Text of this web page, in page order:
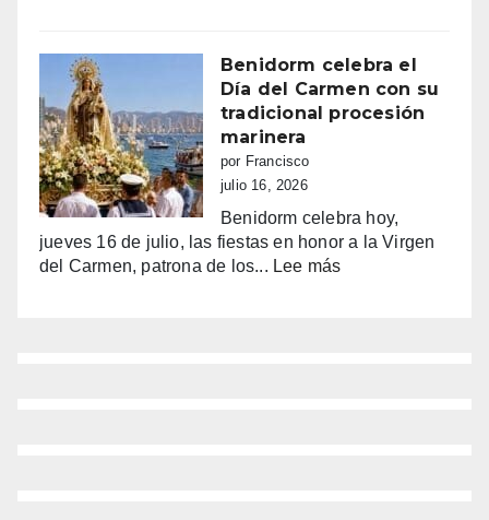
la
euforia
y
la
alarma:
comercios
guerra
de
sombrillas
Benidorm celebra el
Día del Carmen con su
tradicional procesión
marinera
por Francisco
julio 16, 2026
Benidorm celebra hoy,
jueves 16 de julio, las fiestas en honor a la Virgen
del Carmen, patrona de los... Lee más: